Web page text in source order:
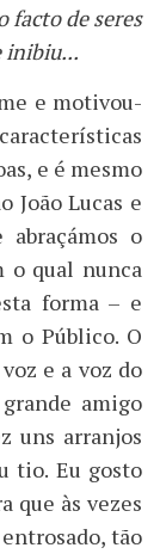
facto de seres
inibiu...
e motivou-
e é mesmo
João Lucas e
abraçámos o
o qual nunca
forma – e
o Público. O
e a voz do
amigo
uns arranjos
tio. Eu gosto
que às vezes
tão